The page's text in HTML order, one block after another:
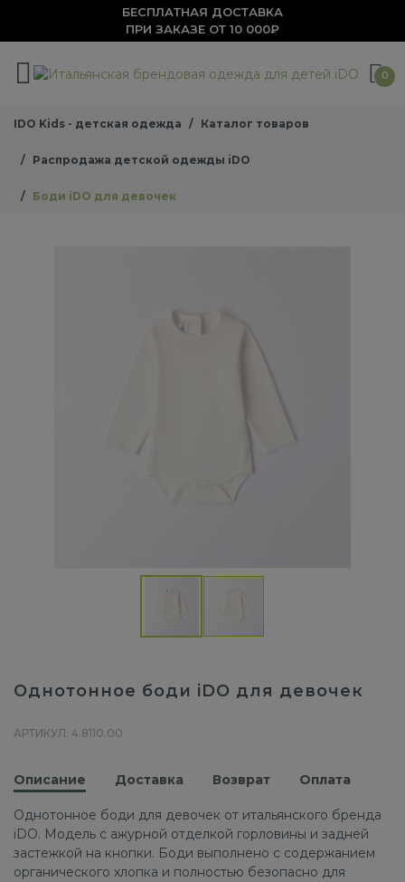
БЕСПЛАТНАЯ ДОСТАВКА
ПРИ ЗАКАЗЕ ОТ 10 000₽
0
IDO Kids - детская одежда Каталог товаров
Распродажа детской одежды iDO
Боди iDO для девочек
Однотонное боди iDO для девочек
АРТИКУЛ: 4.8110.00
Описание Доставка Возврат Оплата
Однотонное боди для девочек от итальянского бренда
iDO. Модель с ажурной отделкой горловины и задней
застежкой на кнопки. Боди выполнено с содержанием
органического хлопка и полностью безопасно для